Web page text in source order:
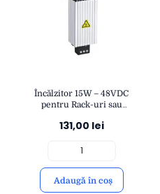
Încălzitor 15W – 48VDC
pentru Rack-uri sau
DIN, Protecție Anti-
131,00 lei
Adaugă în coș